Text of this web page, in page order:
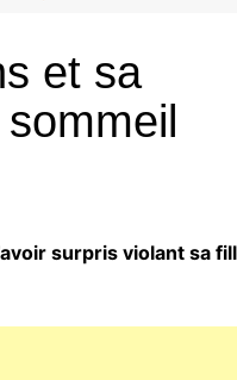
et sa
surpris violant sa